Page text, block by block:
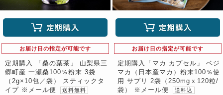
お届け日の指定が可能です
定期購入 「桑の葉茶」 山梨県三
郷町産 一瀬桑100％粉末 3袋
（2g×10包／袋） スティックタ
イプ ※メール便
送料無料
お届け日の指定が可能です
定期購入「マカ カプセル」 ベジ
マカ（日本産マカ）粉末100％使
用 サプリ 2袋（250mgｘ120粒/
袋） ※メール便
送料込